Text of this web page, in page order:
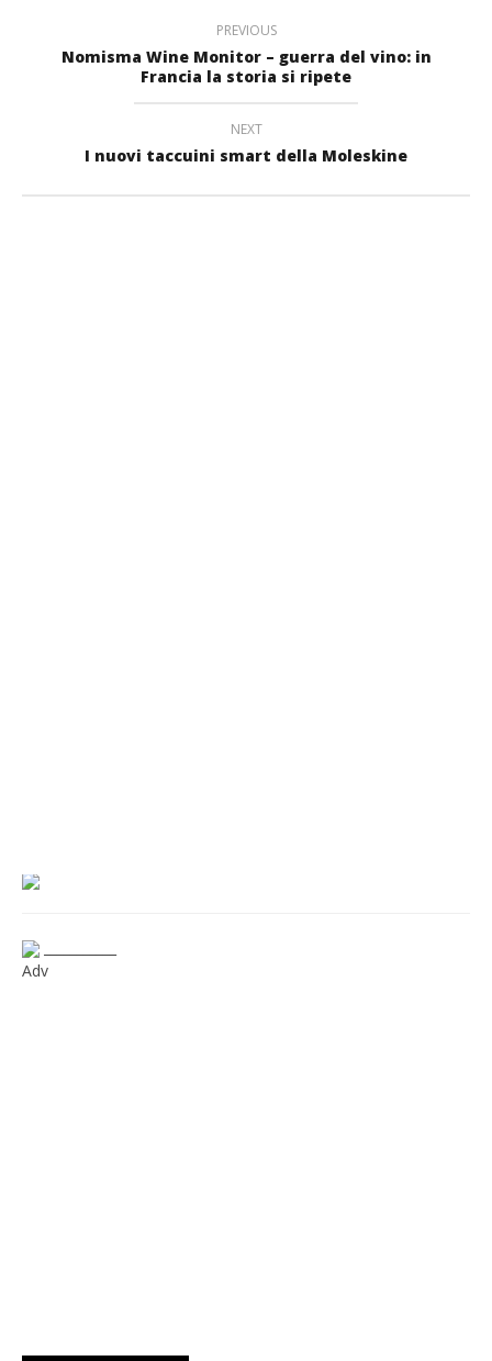
PREVIOUS
Nomisma Wine Monitor – guerra del vino: in
Francia la storia si ripete
NEXT
I nuovi taccuini smart della Moleskine
Adv